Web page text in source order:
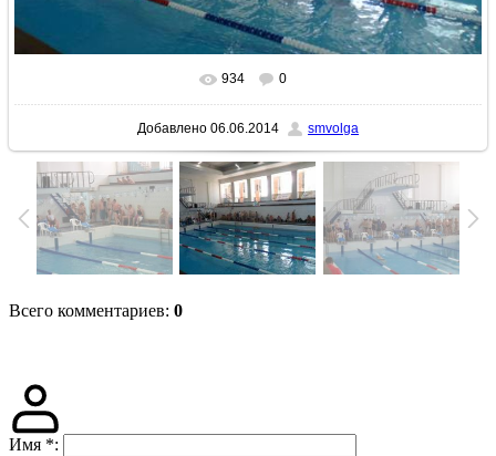
В реальном размере 1024x768
934 0
Добавлено 06.06.2014 smvolga
Всего комментариев: 0
Имя *: